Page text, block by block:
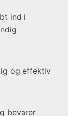
ind i
og effektiv
bevarer